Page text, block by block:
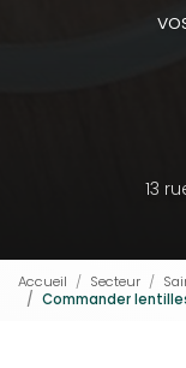
13
Accueil Secteur
Commander